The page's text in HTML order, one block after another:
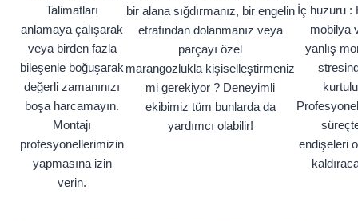
Talimatları
anlamaya çalışarak
veya birden fazla
bileşenle boğuşarak
değerli zamanınızı
boşa harcamayın.
Montajı
profesyonellerimizin
yapmasına izin
verin.
bir alana sığdırmanız, bir engelin
etrafından dolanmanız veya
parçayı özel
marangozlukla kişiselleştirmeniz
mi gerekiyor ? Deneyimli
ekibimiz tüm bunlarda da
yardımcı olabilir!
İç huzuru :
mobilya
yanlış
endişeleri